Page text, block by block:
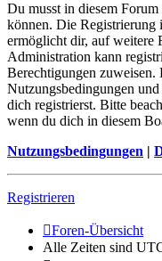
Du musst in diesem
können. Die
ermöglicht dir, auf weitere
Administration kann
Berechtigungen zuweisen.
Nutzungsbedingungen
dich registrierst. Bitte
wenn du dich in diesem
Nutzungsbedingungen |
Registrieren
Foren-Übersicht
Alle Zeiten sind